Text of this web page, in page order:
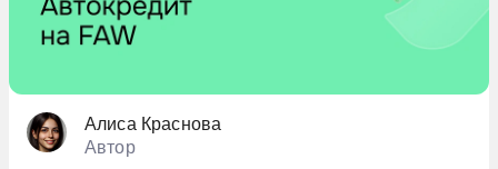
7 млн. руб
8 млн. руб
800 тыс. руб
Citroen
Daihatsu
Datsun
Алиса Краснова
Автор